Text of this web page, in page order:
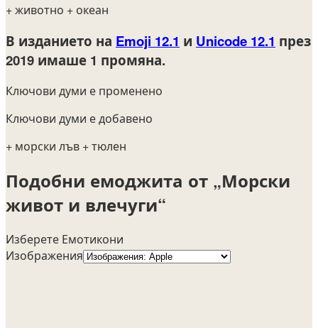
+ животно + океан
В изданието на Emoji 12.1 и Unicode 12.1 през
2019 имаше 1 промяна.
Ключови думи е променено
Ключови думи е добавено
+ морски лъв + тюлен
Подобни емоджита от „Морски
живот и влечуги“
Изберете Емотикони
Изображения